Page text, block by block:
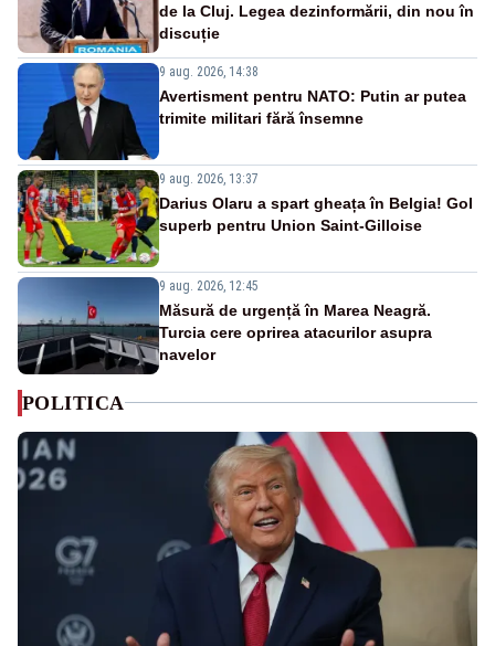
de la Cluj. Legea dezinformării, din nou în
discuție
9 aug. 2026, 14:38
Avertisment pentru NATO: Putin ar putea
trimite militari fără însemne
9 aug. 2026, 13:37
Darius Olaru a spart gheața în Belgia! Gol
superb pentru Union Saint-Gilloise
9 aug. 2026, 12:45
Măsură de urgență în Marea Neagră.
Turcia cere oprirea atacurilor asupra
navelor
POLITICA